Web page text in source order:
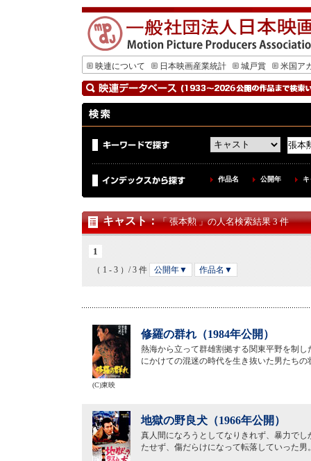
映連について 日本映画産業統計 城戸賞 米国ア
作品名 公開年
キャスト：「 張本勲 」の人名検索結果 3 件
1
（ 1 - 3 ）/ 3 件 公開年▼ 作品名▼
修羅の群れ（1984年公開）
熱海から立って群雄割拠する関東平野を制
にかけての混迷の時代を生き抜いた男たちの
(C)東映
地獄の野良犬（1966年公開）
真人間になろうとしてなりきれず、暴力で
たせず、傷だらけになって転落していった